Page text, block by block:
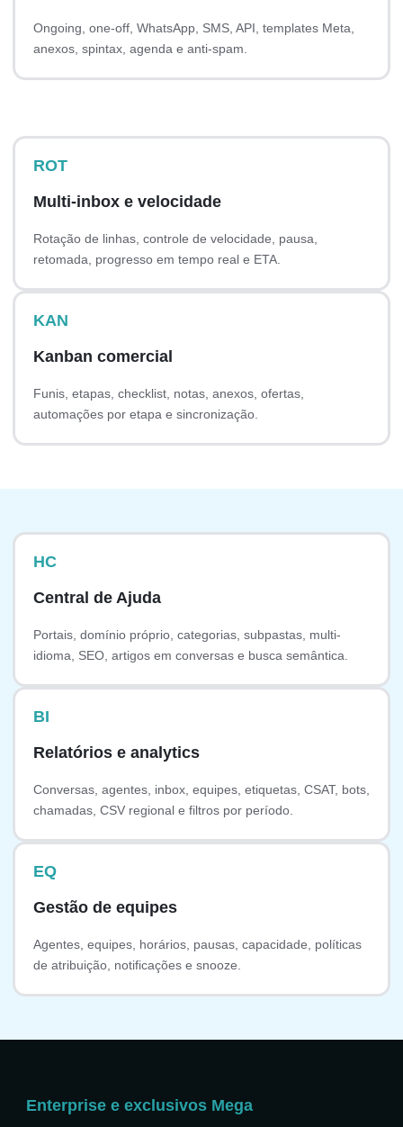
Ongoing, one-off, WhatsApp, SMS, API, templates Meta,
anexos, spintax, agenda e anti-spam.
ROT
Multi-inbox e velocidade
Rotação de linhas, controle de velocidade, pausa,
retomada, progresso em tempo real e ETA.
KAN
Kanban comercial
Funis, etapas, checklist, notas, anexos, ofertas,
automações por etapa e sincronização.
HC
Central de Ajuda
Portais, domínio próprio, categorias, subpastas, multi-
idioma, SEO, artigos em conversas e busca semântica.
BI
Relatórios e analytics
Conversas, agentes, inbox, equipes, etiquetas, CSAT, bots,
chamadas, CSV regional e filtros por período.
EQ
Gestão de equipes
Agentes, equipes, horários, pausas, capacidade, políticas
de atribuição, notificações e snooze.
Enterprise e exclusivos Mega